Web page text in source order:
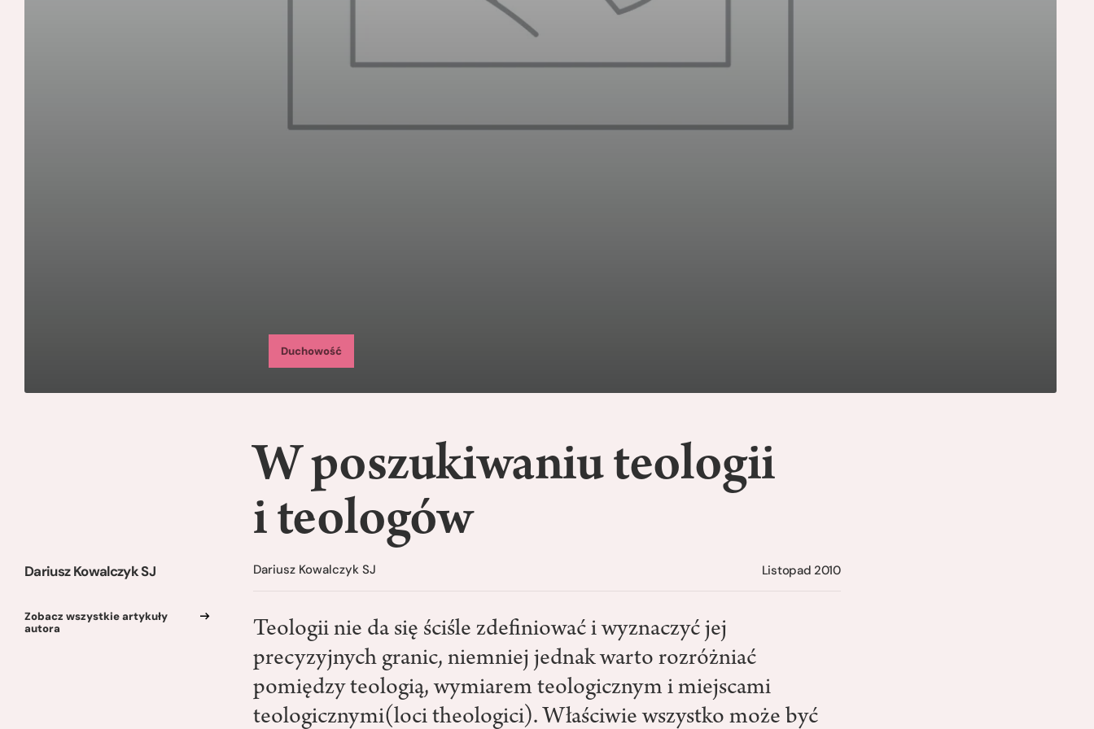
Duchowość
Dariusz Kowalczyk SJ
Zobacz wszystkie artykuły
autora
W poszukiwaniu teologii
i teologów
Dariusz Kowalczyk SJ Listopad 2010
Teologii nie da się ściśle zdefiniować i wyznaczyć jej
precyzyjnych granic, niemniej jednak warto rozróżniać
pomiędzy teologią, wymiarem teologicznym i miejscami
teologicznymi(loci theologici). Właściwie wszystko może być